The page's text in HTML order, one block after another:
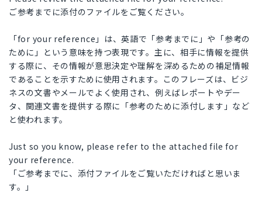
ご参考までに添付のファイルをご覧ください。
「for your reference」は、英語で「参考までに」や「参考の
ために」という意味を持つ表現です。主に、相手に情報を提供
する際に、その情報が意思決定や理解を深めるための補足情報
であることを示すために使用されます。このフレーズは、ビジ
ネスの文書やメールでよく使用され、例えばレポートやデー
タ、関連文書を提供する際に「参考のために添付します」など
と使われます。
Just so you know, please refer to the attached file for
your reference.
「ご参考までに、添付ファイルをご覧いただければと思いま
す。」